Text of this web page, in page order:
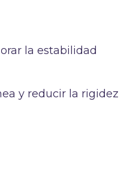
la estabilidad
y reducir la rigidez